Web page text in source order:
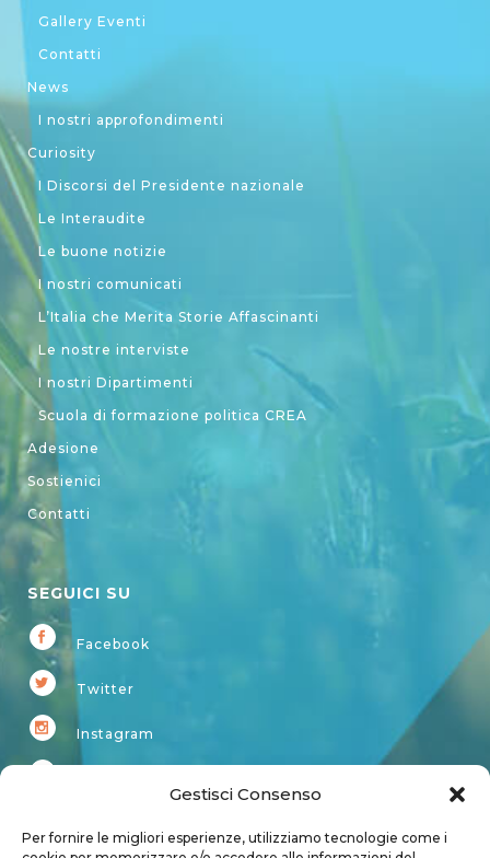
Gestisci Consenso
Per fornire le migliori esperienze, utilizziamo tecnologie come i
Gallery Eventi
Contatti
News
I nostri approfondimenti
Curiosity
I Discorsi del Presidente nazionale
Le Interaudite
Le buone notizie
I nostri comunicati
L’Italia che Merita Storie Affascinanti
Le nostre interviste
I nostri Dipartimenti
Scuola di formazione politica CREA
Adesione
Sostienici
Contatti
SEGUICI SU
Facebook
Twitter
Instagram